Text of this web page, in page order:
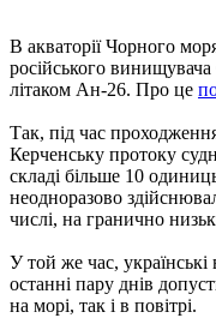
В акваторії Чорного
російського
літаком Ан-26. Про це
Так, під час
Керченську протоку
складі більше 10
неодноразово
числі, на гранично
У той же час, українські
останні пару днів
на морі, так і в повітрі.